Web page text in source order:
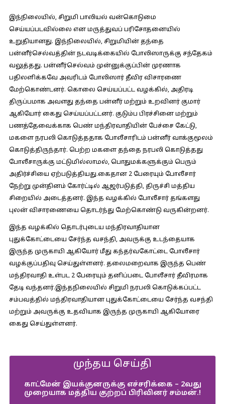
இந்நிலையில், சிறுமி பாலியல் வன்கொடுமை
செய்யப்படவில்லை என மருத்துவப் பரிசோதனையில்
உறுதியானது. இந்நிலையில், சிறுமியின் தந்தை
பன்னீர்செல்வத்தின் நடவடிக்கையில் போலிஸாருக்கு சந்தேகம்
வலுத்தது. பன்னீர்செல்வம் முன்னுக்குப்பின் முரணாக
பதிலளிக்கவே அவரிடம் போலிஸார் தீவிர விசாரணை
மேற்கொண்டனர். கொலை செய்யப்பட்ட வழக்கில், அதிரடி
திருப்பமாக அவளது தந்தை பன்னீர் மற்றும் உறவினர் குமார்
ஆகியோர் கைது செய்யப்பட்டனர். குடும்ப பிரச்சினை மற்றும்
பணத்தேவைக்காக பெண் மந்திரவாதியின் பேச்சை கேட்டு,
மகளை நரபலி கொடுத்ததாக போலீசாரிடம் பன்னீர் வாக்குமூலம்
கொடுத்திருந்தார். பெற்ற மகளை தந்தை நரபலி கொடுத்தது
போலீசாருக்கு மட்டுமில்லாமல், பொதுமக்களுக்கும் பெரும்
அதிர்ச்சியை ஏற்படுத்தியது.கைதான 2 பேரையும் போலீசார்
நேற்று முன்தினம் கோர்ட்டில் ஆஜர்படுத்தி, திருச்சி மத்திய
சிறையில் அடைத்தனர். இந்த வழக்கில் போலீசார் தங்களது
புலன் விசாரணையை தொடர்ந்து மேற்கொண்டு வருகின்றனர்.
இந்த வழக்கில் தொடர்புடைய மந்திரவாதியான
புதுக்கோட்டையை சேர்ந்த வசந்தி, அவருக்கு உடந்தையாக
இருந்த முருகாயி ஆகியோர் மீது கந்தர்வகோட்டை போலீசார்
வழக்குப்பதிவு செய்துள்ளனர். தலைமறைவாக இருந்த பெண்
மந்திரவாதி உள்பட 2 பேரையும் தனிப்படை போலீசார் தீவிரமாக
தேடி வந்தனர்.இந்தநிலையில் சிறுமி நரபலி கொடுக்கப்பட்ட
சம்பவத்தில் மந்திரவாதியான புதுக்கோட்டையை சேர்ந்த வசந்தி
மற்றும் அவருக்கு உதவியாக இருந்த முருகாயி ஆகியோரை
கைது செய்துள்ளனர்.
முந்தய செய்தி
காட்மேன் இயக்குனருக்கு எச்சரிக்கை – 2வது
முறையாக மத்திய குற்றப் பிரிவினர் சம்மன்.!